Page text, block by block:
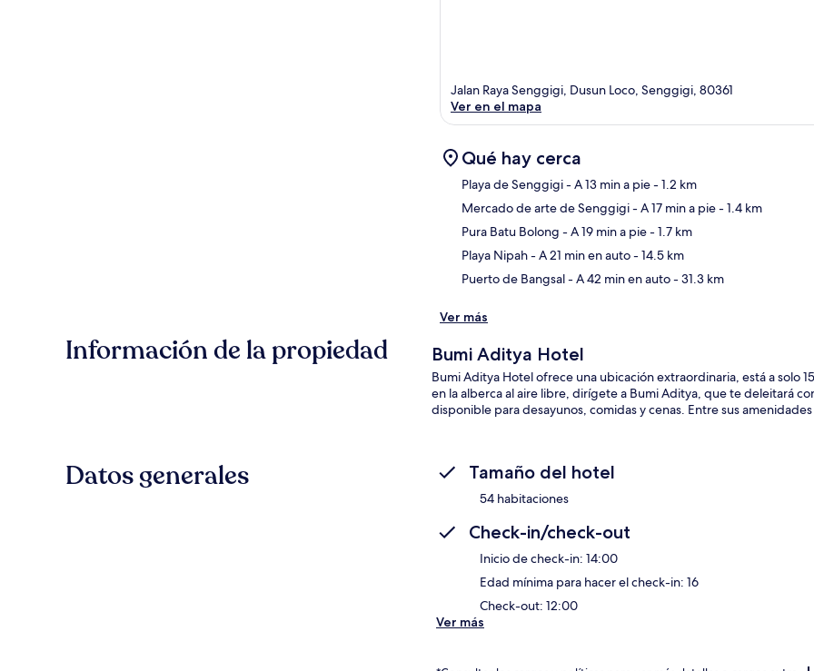
Jalan Raya Senggigi, Dusun Loco, Senggigi, 80361
Ver en el mapa
Qué hay cerca
Playa de Senggigi- A 13 min a pie- 1.2 km
Mercado de arte de Senggigi- A 17 min a pie- 1.4 km
Pura Batu Bolong - A 19 min a pie- 1.7 km
Playa Nipah- A 21 min en auto- 14.5 km
Puerto de Bangsal- A 42 min en auto- 31.3 km
Ver más
Información de la propiedad Bumi Aditya Hotel
Bumi Aditya Hotel ofrece una ubicación extraordinaria, está a solo
en la alberca al aire libre, dirígete a Bumi Aditya, que te deleitará
disponible para desayunos, comidas y cenas. Entre sus
Datos generales Tamaño del hotel
54 habitaciones
Check-in/check-out
Inicio de check-in: 14:00
Edad mínima para hacer el check-in: 16
Check-out: 12:00
Ver más